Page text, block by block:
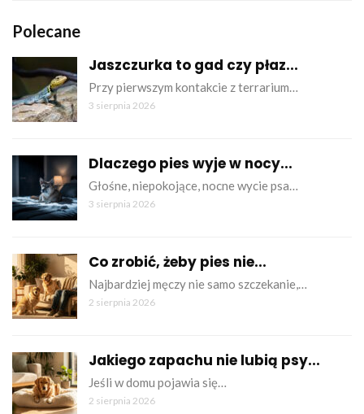
Polecane
Jaszczurka to gad czy płaz...
Przy pierwszym kontakcie z terrarium…
3 sierpnia 2026
Dlaczego pies wyje w nocy...
Głośne, niepokojące, nocne wycie psa…
3 sierpnia 2026
Co zrobić, żeby pies nie...
Najbardziej męczy nie samo szczekanie,…
2 sierpnia 2026
Jakiego zapachu nie lubią psy...
Jeśli w domu pojawia się…
2 sierpnia 2026